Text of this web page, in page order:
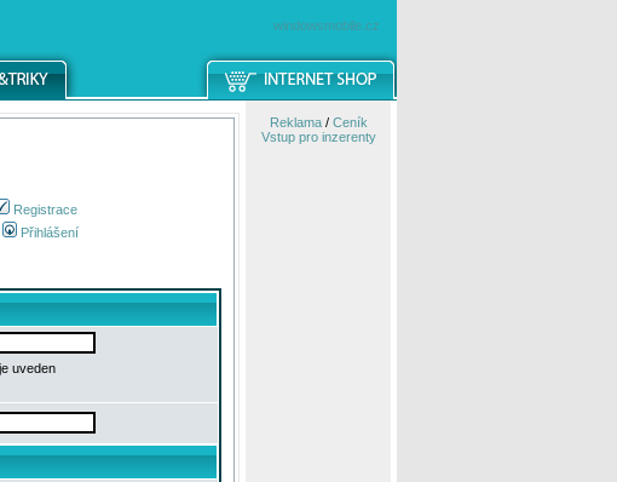
windowsmobile.cz
Registrace
Přihlášení
uveden
Reklama/ Ceník
Vstup pro inzerenty